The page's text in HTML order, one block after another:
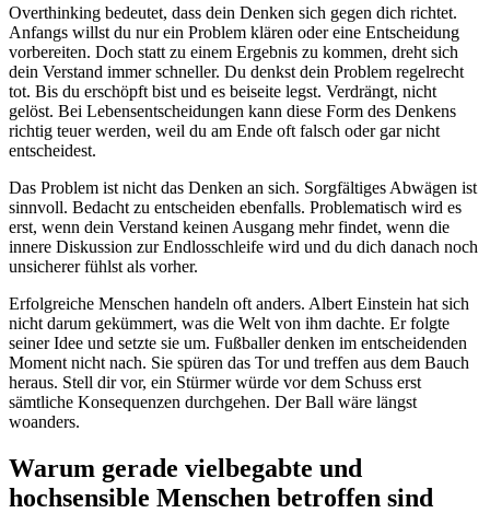
Overthinking bedeutet, dass dein Denken sich gegen dich richtet.
Anfangs willst du nur ein Problem klären oder eine Entscheidung
vorbereiten. Doch statt zu einem Ergebnis zu kommen, dreht sich
dein Verstand immer schneller. Du denkst dein Problem regelrecht
tot. Bis du erschöpft bist und es beiseite legst. Verdrängt, nicht
gelöst. Bei Lebensentscheidungen kann diese Form des Denkens
richtig teuer werden, weil du am Ende oft falsch oder gar nicht
entscheidest.
Das Problem ist nicht das Denken an sich. Sorgfältiges Abwägen ist
sinnvoll. Bedacht zu entscheiden ebenfalls. Problematisch wird es
erst, wenn dein Verstand keinen Ausgang mehr findet, wenn die
innere Diskussion zur Endlosschleife wird und du dich danach noch
unsicherer fühlst als vorher.
Erfolgreiche Menschen handeln oft anders. Albert Einstein hat sich
nicht darum gekümmert, was die Welt von ihm dachte. Er folgte
seiner Idee und setzte sie um. Fußballer denken im entscheidenden
Moment nicht nach. Sie spüren das Tor und treffen aus dem Bauch
heraus. Stell dir vor, ein Stürmer würde vor dem Schuss erst
sämtliche Konsequenzen durchgehen. Der Ball wäre längst
woanders.
Warum gerade vielbegabte und
hochsensible Menschen betroffen sind